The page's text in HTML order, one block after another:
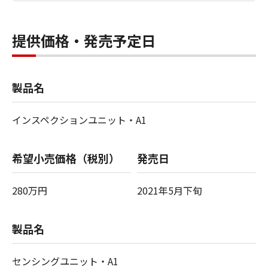
提供価格・発売予定日
製品名
インスペクションユニット・ A1
希望小売価格（税別）
280万円
発売日
2021年5月下旬
製品名
センシングユニット・ A1